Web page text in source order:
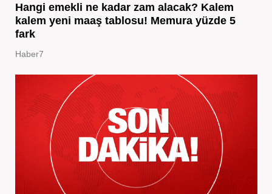
Hangi emekli ne kadar zam alacak? Kalem
kalem yeni maaş tablosu! Memura yüzde 5
fark
Haber7